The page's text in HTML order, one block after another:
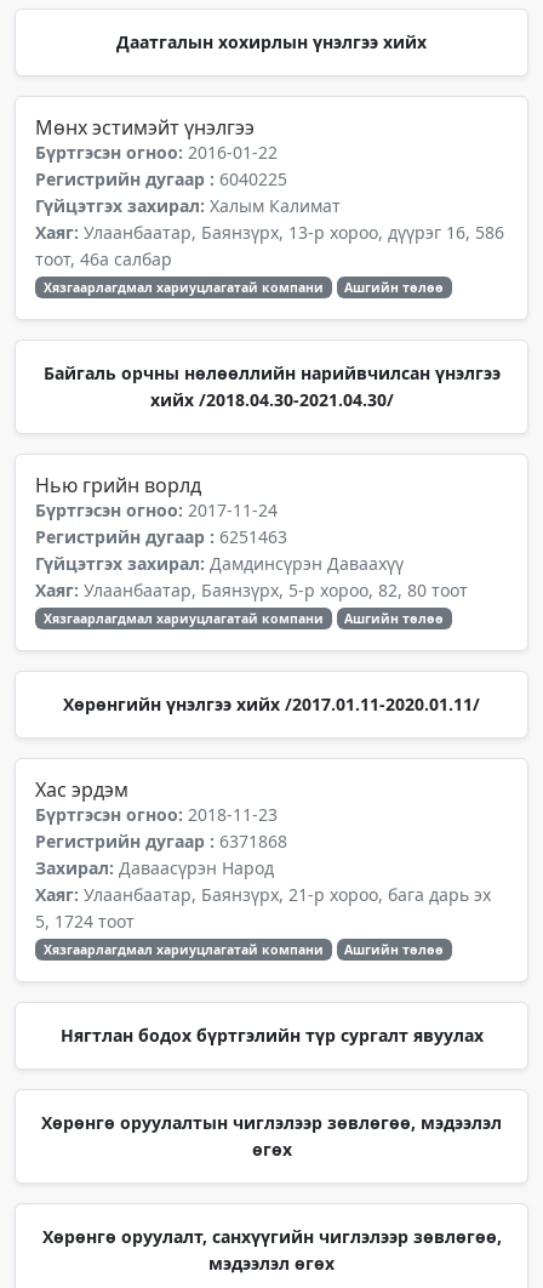
Даатгалын хохирлын үнэлгээ хийх
Мөнх эстимэйт үнэлгээ
Бүртгэсэн огноо: 2016-01-22
Регистрийн дугаар : 6040225
Гүйцэтгэх захирал: Халым Калимат
Хаяг: Улаанбаатар, Баянзүрх, 13-р хороо, дүүрэг 16, 586
тоот, 46а салбар
Хязгаарлагдмал хариуцлагатай компани Ашгийн төлөө
Байгаль орчны нөлөөллийн нарийвчилсан үнэлгээ
хийх /2018.04.30-2021.04.30/
Нью грийн ворлд
Бүртгэсэн огноо: 2017-11-24
Регистрийн дугаар : 6251463
Гүйцэтгэх захирал: Дамдинсүрэн Даваахүү
Хаяг: Улаанбаатар, Баянзүрх, 5-р хороо, 82, 80 тоот
Хязгаарлагдмал хариуцлагатай компани Ашгийн төлөө
Хөрөнгийн үнэлгээ хийх /2017.01.11-2020.01.11/
Хас эрдэм
Бүртгэсэн огноо: 2018-11-23
Регистрийн дугаар : 6371868
Захирал: Даваасүрэн Народ
Хаяг: Улаанбаатар, Баянзүрх, 21-р хороо, бага дарь эх
5, 1724 тоот
Хязгаарлагдмал хариуцлагатай компани Ашгийн төлөө
Нягтлан бодох бүртгэлийн түр сургалт явуулах
Хөрөнгө оруулалтын чиглэлээр зөвлөгөө, мэдээлэл
өгөх
Хөрөнгө оруулалт, санхүүгийн чиглэлээр зөвлөгөө,
мэдээлэл өгөх